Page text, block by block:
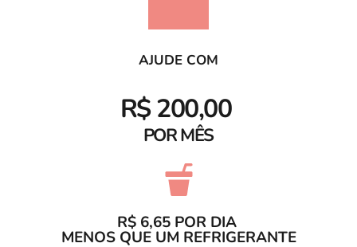
AJUDE COM
R$ 200,00
POR MÊS
R$ 6,65 POR DIA
MENOS QUE UM REFRIGERANTE